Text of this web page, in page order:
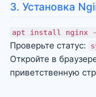
3. Установка
apt install nginx
Проверьте статус:
Откройте в
приветственную